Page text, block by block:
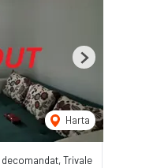
Harta
Next
Trivale